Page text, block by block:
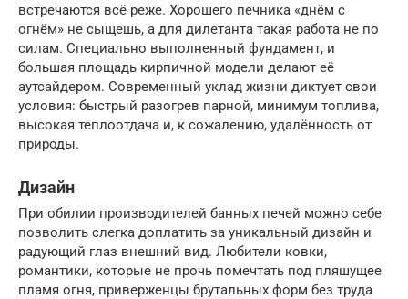
встречаются всё реже. Хорошего печника «днём с
огнём» не сыщешь, а для дилетанта такая работа не по
силам. Специально выполненный фундамент, и
большая площадь кирпичной модели делают её
аутсайдером. Современный уклад жизни диктует свои
условия: быстрый разогрев парной, минимум топлива,
высокая теплоотдача и, к сожалению, удалённость от
природы.
Дизайн
При обилии производителей банных печей можно себе
позволить слегка доплатить за уникальный дизайн и
радующий глаз внешний вид. Любители ковки,
романтики, которые не прочь помечтать под пляшущее
пламя огня, приверженцы брутальных форм без труда